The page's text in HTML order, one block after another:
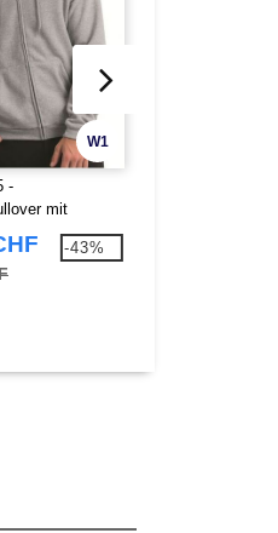
W1
-
mit
-43%